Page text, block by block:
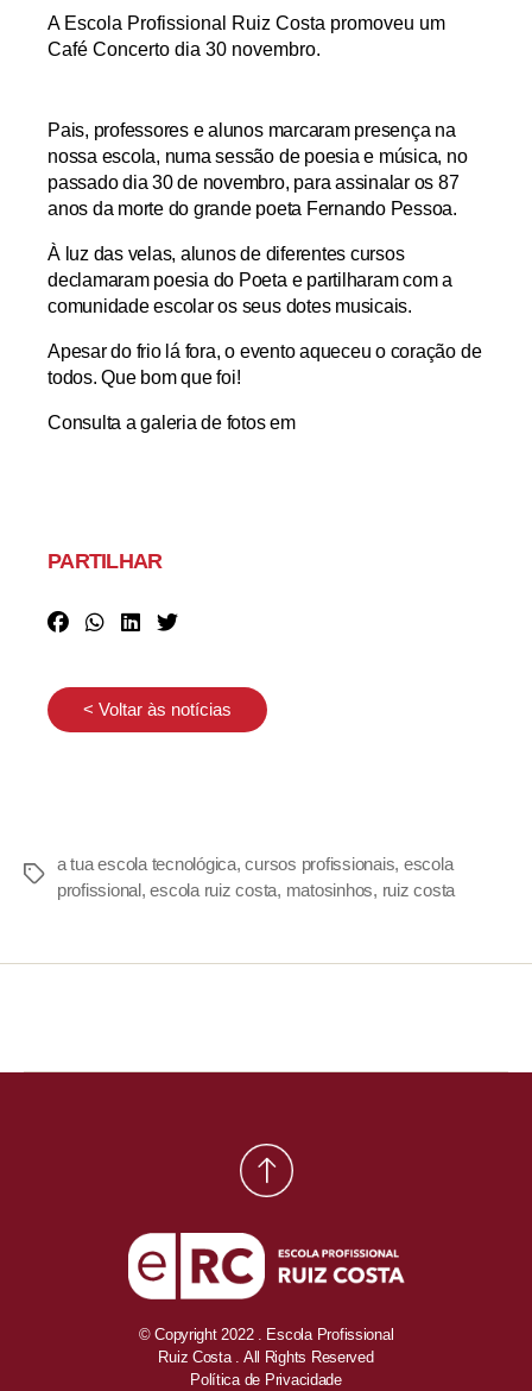
A Escola Profissional Ruiz Costa promoveu um
Café Concerto dia 30 novembro.
Pais, professores e alunos marcaram presença na
nossa escola, numa sessão de poesia e música, no
passado dia 30 de novembro, para assinalar os 87
anos da morte do grande poeta Fernando Pessoa.
À luz das velas, alunos de diferentes cursos
declamaram poesia do Poeta e partilharam com a
comunidade escolar os seus dotes musicais.
Apesar do frio lá fora, o evento aqueceu o coração de
todos. Que bom que foi!
Consulta a galeria de fotos em
PARTILHAR
< Voltar às notícias
a tua escola tecnológica,cursos profissionais, escola
profissional,escola ruiz costa, matosinhos, ruiz costa
© Copyright 2022 . Escola Profissional
Ruiz Costa . All Rights Reserved
Política de Privacidade